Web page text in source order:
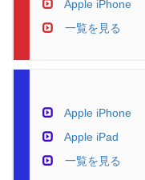
Apple iPhone
一覧を見る
Apple iPhone
Apple iPad
一覧を見る